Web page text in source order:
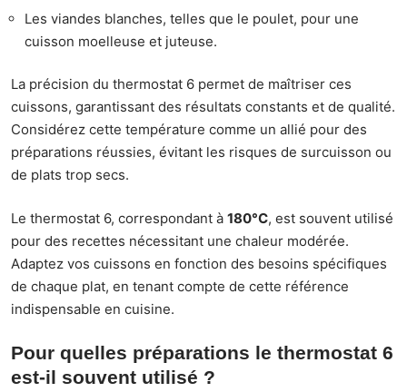
Les viandes blanches, telles que le poulet, pour une
cuisson moelleuse et juteuse.
La précision du thermostat 6 permet de maîtriser ces
cuissons, garantissant des résultats constants et de qualité.
Considérez cette température comme un allié pour des
préparations réussies, évitant les risques de surcuisson ou
de plats trop secs.
Le thermostat 6, correspondant à 180°C, est souvent utilisé
pour des recettes nécessitant une chaleur modérée.
Adaptez vos cuissons en fonction des besoins spécifiques
de chaque plat, en tenant compte de cette référence
indispensable en cuisine.
Pour quelles préparations le thermostat 6
est-il souvent utilisé ?